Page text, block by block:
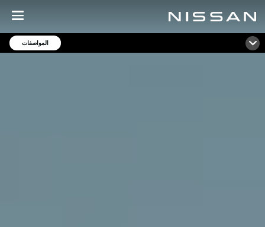
المحتوى
الرئيسي
المواصفات